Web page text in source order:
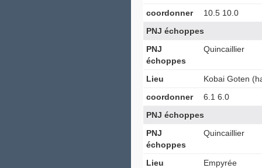
coordonner
10.5 10.0
PNJ échoppes
PNJ
échoppes
Quincaillier
Lieu
Kobai Goten
coordonner
6.1 6.0
PNJ échoppes
PNJ
échoppes
Quincaillier
Lieu Empyrée